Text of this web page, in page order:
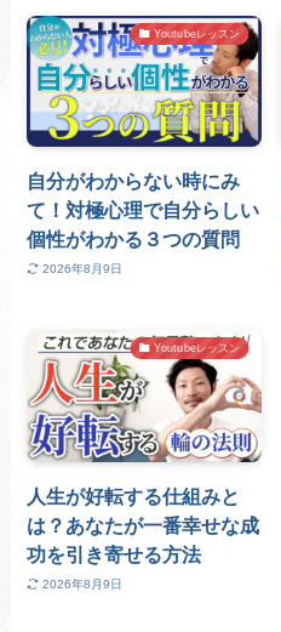
Youtubeレッスン
自分がわからない時にみ
て！対極心理で自分らしい
個性がわかる３つの質問
2026年8月9日
Youtubeレッスン
人生が好転する仕組みと
は？あなたが一番幸せな成
功を引き寄せる方法
2026年8月9日